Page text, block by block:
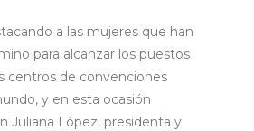
a las mujeres que han
para alcanzar los puestos
centros de convenciones
y en esta ocasión
Juliana López, presidenta y